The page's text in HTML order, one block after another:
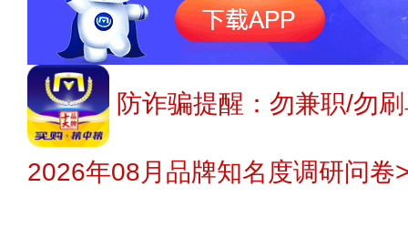
防诈骗提醒：勿兼职/勿
2026年08月品牌知名度调研问卷